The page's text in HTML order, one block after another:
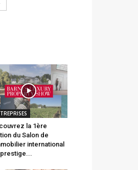
la 1ère
du Salon de
international